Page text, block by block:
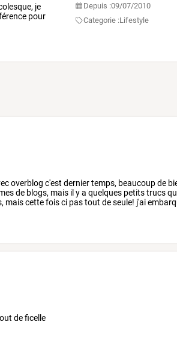
je
pour
Depuis :09/07/2010
Categorie :Lifestyle
overblog c'est derniertemps, beaucoupde
de blogs, mais il ya quelques petitstrucs
maiscettefoisci pastout deseule! j'ai
de ficelle